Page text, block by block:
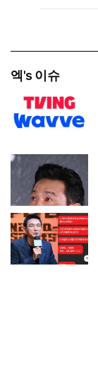
엑's 이슈